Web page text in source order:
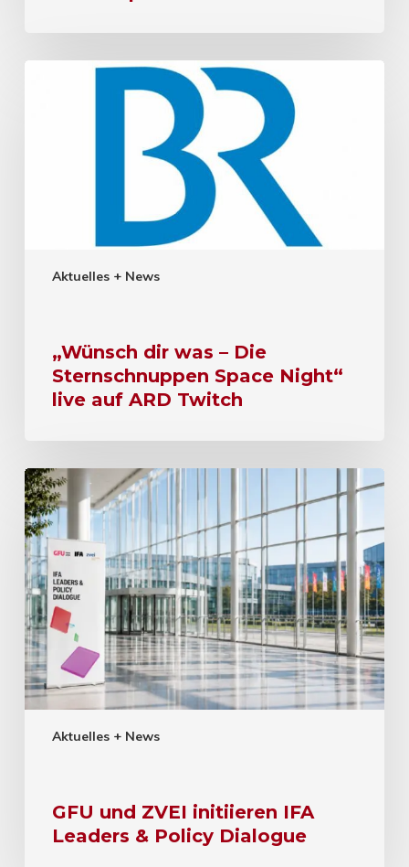
Aktuelles + News
„Wünsch dir was – Die
Sternschnuppen Space Night“
live auf ARD Twitch
Aktuelles + News
GFU und ZVEI initiieren IFA
Leaders & Policy Dialogue